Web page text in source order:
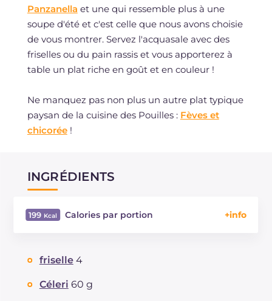
Panzanella et une qui ressemble plus à une
soupe d'été et c'est celle que nous avons choisie
de vous montrer. Servez l'acquasale avec des
friselles ou du pain rassis et vous apporterez à
table un plat riche en goût et en couleur !
Ne manquez pas non plus un autre plat typique
paysan de la cuisine des Pouilles : Fèves et
chicorée!
INGRÉDIENTS
199 Calories par portion
Dont sucres
Protéine
friselle 4
Céleri 60 g